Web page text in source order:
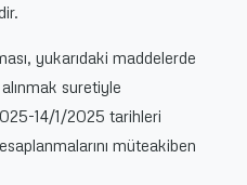
yukarıdaki maddelerde
suretiyle
14/1/2025 tarihleri
müteakiben